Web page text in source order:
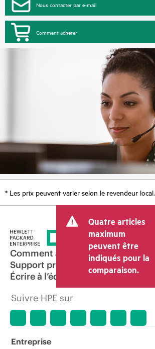
Nous contacter par e-mail
Comment acheter
* Les prix peuvent varier selon le revendeur local.
Quatre articles
maximum
peuvent être
indiqués pour la
comparaison.
Comment acheter
Support produit
Écrire à l’équipe commerciale
Suivre HPE sur
Entreprise